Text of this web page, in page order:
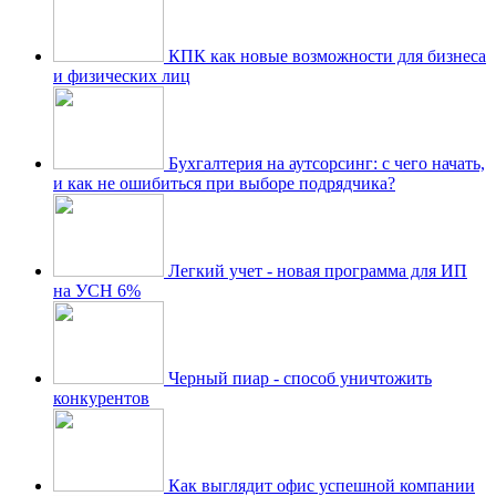
КПК как новые возможности для бизнеса
и физических лиц
Бухгалтерия на аутсорсинг: с чего начать,
и как не ошибиться при выборе подрядчика?
Легкий учет - новая программа для ИП
на УСН 6%
Черный пиар - способ уничтожить
конкурентов
Как выглядит офис успешной компании